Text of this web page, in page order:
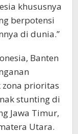
khususnya
berpotensi
di dunia.”
Banten
prioritas
stunting di
Jawa Timur,
Utara.